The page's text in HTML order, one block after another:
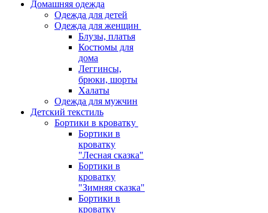
Домашняя одежда
Одежда для детей
Одежда для женщин
Блузы, платья
Костюмы для
дома
Леггинсы,
брюки, шорты
Халаты
Одежда для мужчин
Детский текстиль
Бортики в кроватку
Бортики в
кроватку
"Лесная сказка"
Бортики в
кроватку
"Зимняя сказка"
Бортики в
кроватку